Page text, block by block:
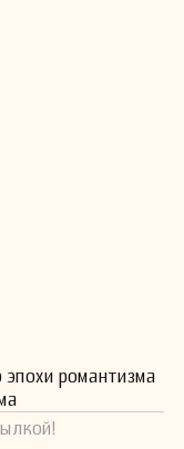
эпохи романтизма